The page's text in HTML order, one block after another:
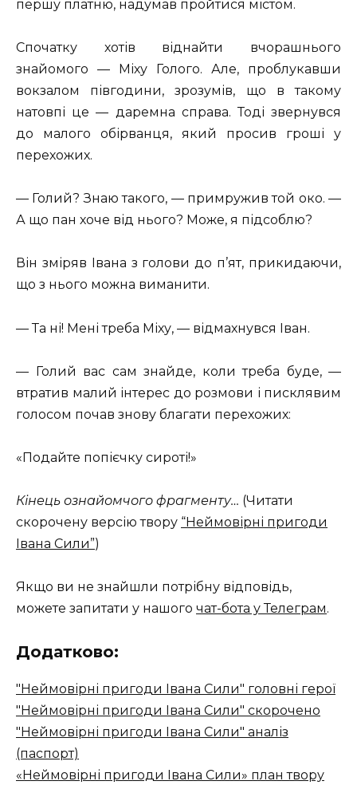
першу платню, надумав пройтися містом.
Спочатку хотів віднайти вчорашнього
знайомого — Міху Голого. Але, проблукавши
вокзалом півгодини, зрозумів, що в такому
натовпі це — даремна справа. Тоді звернувся
до малого обірванця, який просив гроші у
перехожих.
— Голий? Знаю такого, — примружив той око. —
А що пан хоче від нього? Може, я підсоблю?
Він зміряв Івана з голови до п’ят, прикидаючи,
що з нього можна виманити.
— Та ні! Мені треба Міху, — відмахнувся Іван.
— Голий вас сам знайде, коли треба буде, —
втратив малий інтерес до розмови і писклявим
голосом почав знову благати перехожих:
«Подайте попієчку сироті!»
Кінець ознайомчого фрагменту… (Читати
скорочену версію твору “Неймовірні пригоди
Івана Сили”)
Якщо ви не знайшли потрібну відповідь,
можете запитати у нашого чат-бота у Телеграм.
Додатково:
"Неймовірні пригоди Івана Сили" головні герої
"Неймовірні пригоди Івана Сили" скорочено
"Неймовірні пригоди Івана Сили" аналіз
(паспорт)
«Неймовірні пригоди Івана Сили» план твору